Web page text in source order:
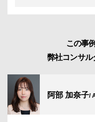
この事
弊社コンサル
阿部 加奈子/